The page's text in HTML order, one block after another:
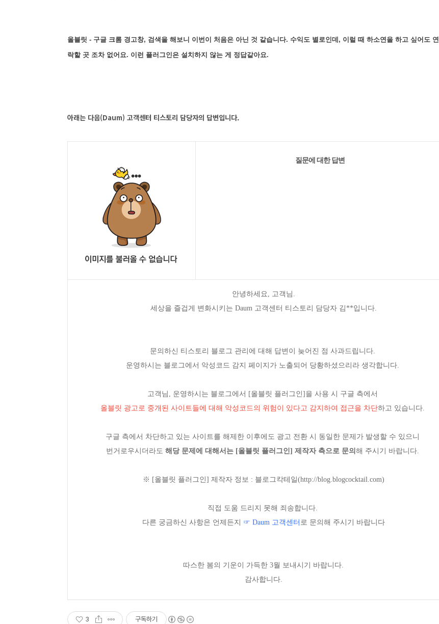
올블릿 - 구글 크롬 경고창, 검색을 해보니 이번이 처음은 아닌 것 같습니다. 수익도 별로인데, 이럴 때 하소연을 하고 싶어도 연
락할 곳 조차 없어요. 이런 플러그인은 설치하지 않는 게 정답같아요.
아래는 다음(Daum) 고객센터 티스토리 담당자의 답변입니다.
질문에 대한 답변
안녕하세요, 고객님.
세상을 즐겁게 변화시키는 Daum 고객센터 티스토리 담당자 김**입니다.
문의하신 티스토리 블로그 관리에 대해 답변이 늦어진 점 사과드립니다.
운영하시는 블로그에서 악성코드 감지 페이지가 노출되어 당황하셨으리라 생각합니다.
고객님, 운영하시는 블로그에서 [올블릿 플러그인]을 사용 시 구글 측에서
올블릿 광고로 중개된 사이트들에 대해 악성코드의 위험이 있다고 감지하여 접근을 차단하고 있습니다.
구글 측에서 차단하고 있는 사이트를 해제한 이후에도 광고 전환 시 동일한 문제가 발생할 수 있으니
번거로우시더라도 해당 문제에 대해서는 [올블릿 플러그인] 제작자 측으로 문의해 주시기 바랍니다.
※ [올블릿 플러그인] 제작자 정보 : 블로그칵테일(http://blog.blogcocktail.com)
직접 도움 드리지 못해 죄송합니다.
다른 궁금하신 사항은 언제든지 ☞ Daum 고객센터 로 문의해 주시기 바랍니다
따스한 봄의 기운이 가득한 3월 보내시기 바랍니다.
감사합니다.
3 구독하기